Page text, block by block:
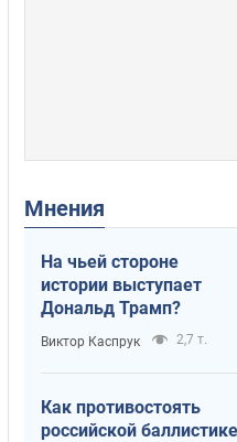
Мнения
На чьей стороне
истории выступает
Дональд Трамп?
Виктор Каспрук 2,7 т.
Как противостоять
российской баллистике